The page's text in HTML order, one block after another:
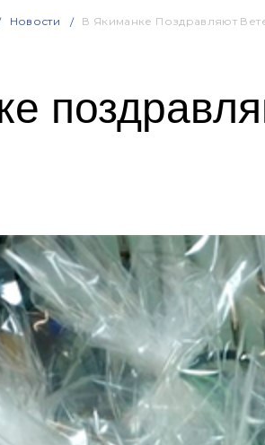
Новости В Якиманке Поздравляют